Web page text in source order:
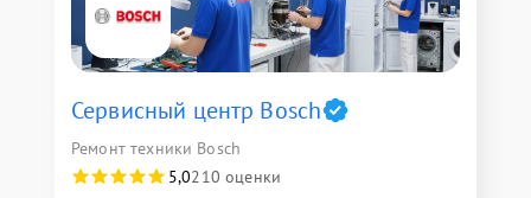
Сервисный центр Bosch
Ремонт техники Bosch
5,0210 оценки